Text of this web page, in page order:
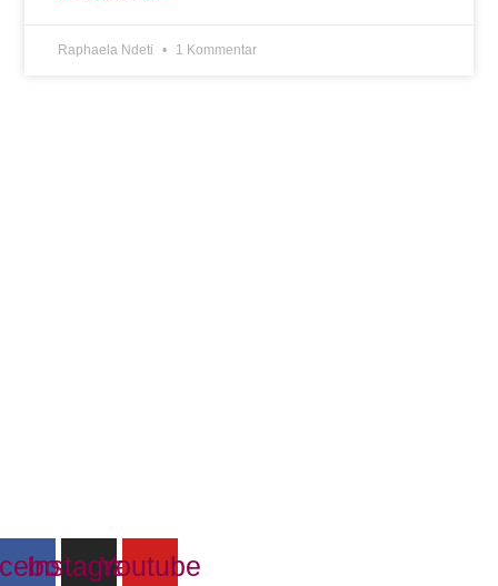
Raphaela Ndeti 1 Kommentar
InstagramYoutube